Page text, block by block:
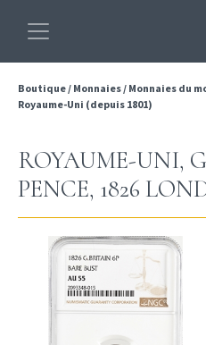
Boutique/ Monnaies/ Monnaies du
Royaume-Uni (depuis 1801)
ROYAUME-UNI,
PENCE, 1826